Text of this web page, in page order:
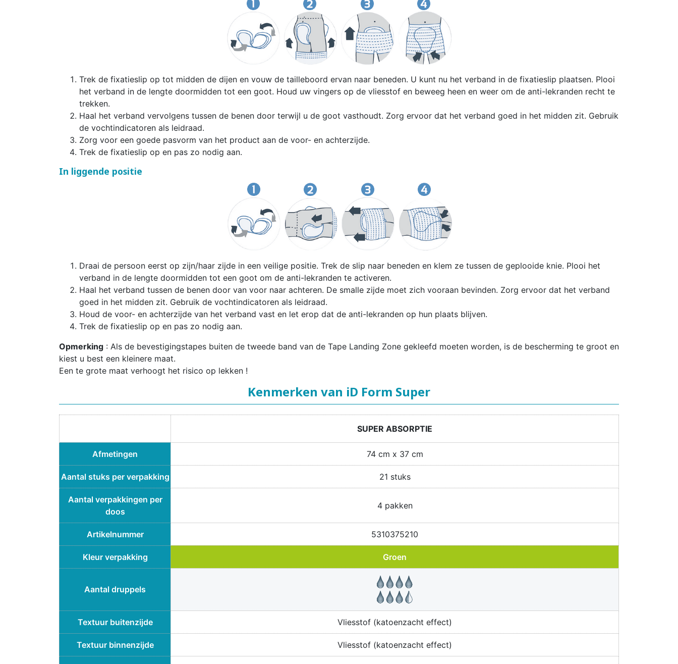
Trek de fixatieslip op tot midden de dijen en vouw de tailleboord ervan naar beneden. U kunt nu het verband in de fixatieslip plaatsen. Plooi
het verband in de lengte doormidden tot een goot. Houd uw vingers op de vliesstof en beweeg heen en weer om de anti-lekranden recht te
trekken.
Haal het verband vervolgens tussen de benen door terwijl u de goot vasthoudt. Zorg ervoor dat het verband goed in het midden zit. Gebruik
de vochtindicatoren als leidraad.
Zorg voor een goede pasvorm van het product aan de voor- en achterzijde.
Trek de fixatieslip op en pas zo nodig aan.
In liggende positie
Draai de persoon eerst op zijn/haar zijde in een veilige positie. Trek de slip naar beneden en klem ze tussen de geplooide knie. Plooi het
verband in de lengte doormidden tot een goot om de anti-lekranden te activeren.
Haal het verband tussen de benen door van voor naar achteren. De smalle zijde moet zich vooraan bevinden. Zorg ervoor dat het verband
goed in het midden zit. Gebruik de vochtindicatoren als leidraad.
Houd de voor- en achterzijde van het verband vast en let erop dat de anti-lekranden op hun plaats blijven.
Trek de fixatieslip op en pas zo nodig aan.
Opmerking : Als de bevestigingstapes buiten de tweede band van de Tape Landing Zone gekleefd moeten worden, is de bescherming te groot en
kiest u best een kleinere maat.
Een te grote maat verhoogt het risico op lekken !
Kenmerken van iD Form Super
SUPER ABSORPTIE
Afmetingen 74 cm x 37 cm
Aantal stuks per verpakking 21 stuks
Aantal verpakkingen per
doos
4 pakken
Artikelnummer 5310375210
Kleur verpakking Groen
Aantal druppels
Textuur buitenzijde Vliesstof (katoenzacht effect)
Textuur binnenzijde Vliesstof (katoenzacht effect)